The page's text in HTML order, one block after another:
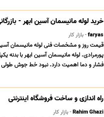
خرید لوله مانیسمان آسین ابهر -
faryas- بازار کار
قیمت روز و مشخصات فنی لوله مانیسمان
پورمرادی. لوله مانیسمان آسین ابهر با بدنه
فشار و دما اهمیت دارد. نبود خط جوش
راه اندازی و ساخت فروشگاه اینترنتی
Rahim Ghazi- بازار کار